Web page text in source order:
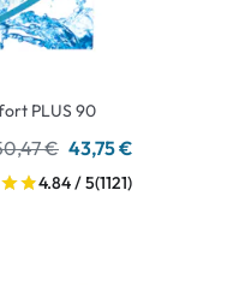
PLUS 90
€ 43,75 €
4.84 / 5(1121)